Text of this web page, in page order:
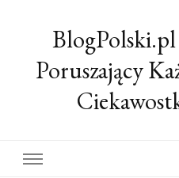
Poruszający